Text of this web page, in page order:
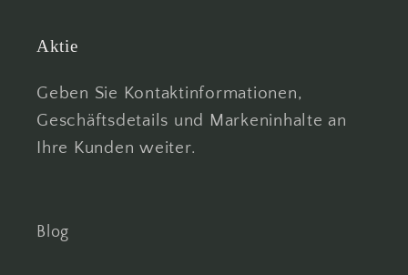
Aktie
Geben Sie Kontaktinformationen,
Geschäftsdetails und Markeninhalte an
Ihre Kunden weiter.
Blog